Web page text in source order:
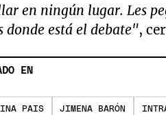
en ningún lugar. Les
donde está el debate",
EN
PAIS JIMENA BARÓN